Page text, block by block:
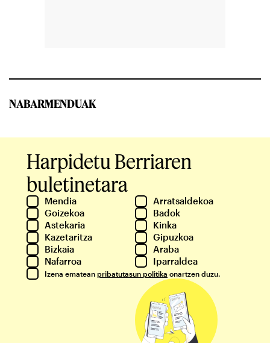
NABARMENDUAK
Harpidetu Berriaren
buletinetara
Mendia
Arratsaldekoa
Goizekoa
Badok
Astekaria
Kinka
Kazetaritza
Gipuzkoa
Bizkaia
Araba
Nafarroa
Iparraldea
Izena ematean pribatutasun politika onartzen duzu.